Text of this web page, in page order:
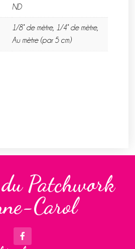
ND
1/8° de mètre, 1/4° de mètre,
Au mètre (par 5 cm)
Patchwork
Carol